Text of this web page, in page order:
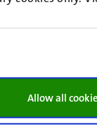
Allow all